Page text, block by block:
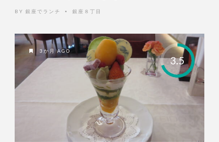
BY 銀座でランチ • 銀座８丁目
3.5
3か月 AGO